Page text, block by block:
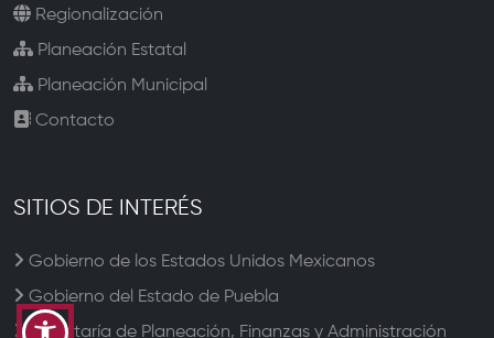
Regionalización
Planeación Estatal
Planeación Municipal
Contacto
SITIOS DE INTERÉS
Gobierno de los Estados Unidos Mexicanos
Gobierno del Estado de Puebla
Secretaría de Planeación, Finanzas y Administración